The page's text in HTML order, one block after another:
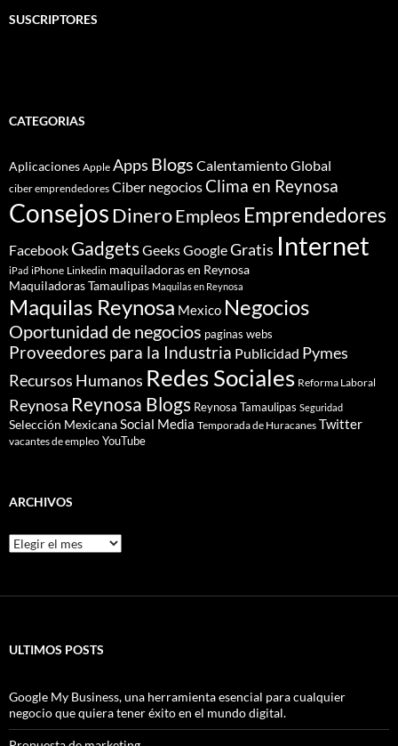
SUSCRIPTORES
CATEGORIAS
Aplicaciones Apple Apps Blogs Calentamiento Global
ciber emprendedores Ciber negociosClima en Reynosa
ConsejosDineroEmpleos Emprendedores
Facebook GadgetsGeeksGoogleGratis Internet
iPad iPhone Linkedin maquiladoras en Reynosa
Maquiladoras Tamaulipas Maquilas en Reynosa
Maquilas Reynosa Mexico Negocios
Oportunidad de negocios paginas webs
Proveedores para la Industria Publicidad Pymes
Recursos Humanos Redes Sociales Reforma Laboral
Reynosa Reynosa Blogs Reynosa Tamaulipas Seguridad
Selección MexicanaSocial Media Temporada de Huracanes Twitter
vacantes de empleo YouTube
ARCHIVOS
Archivos
ULTIMOS POSTS
Google My Business, una herramienta esencial para cualquier
negocio que quiera tener éxito en el mundo digital.